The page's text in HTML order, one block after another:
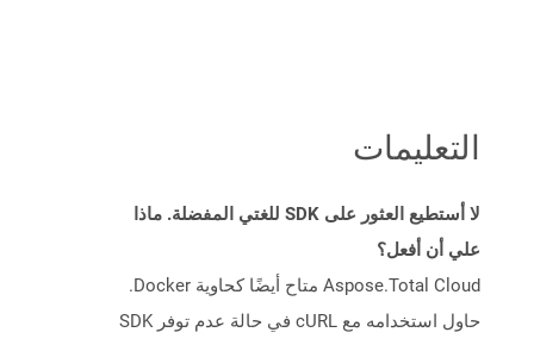
التعليمات
لا أستطيع العثور على SDK للغتي المفضلة. ماذا
علي أن أفعل؟
Aspose.Total Cloud متاح أيضًا كحاوية Docker.
حاول استخدامه مع cURL في حالة عدم توفر SDK